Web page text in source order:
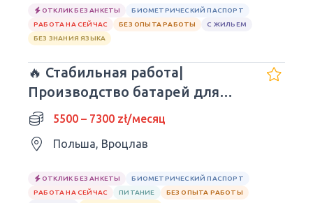
ОТКЛИК БЕЗ АНКЕТЫ
БИОМЕТРИЧЕСКИЙ ПАСПОРТ
РАБОТА НА СЕЙЧАС
БЕЗ ОПЫТА РАБОТЫ
С ЖИЛЬЕМ
БЕЗ ЗНАНИЯ ЯЗЫКА
🔥 Стабильная работа|
Производство батарей для
авто| Wrocław
5500 – 7300 zł/месяц
Польша, Вроцлав
ОТКЛИК БЕЗ АНКЕТЫ
БИОМЕТРИЧЕСКИЙ ПАСПОРТ
РАБОТА НА СЕЙЧАС
ПИТАНИЕ
БЕЗ ОПЫТА РАБОТЫ